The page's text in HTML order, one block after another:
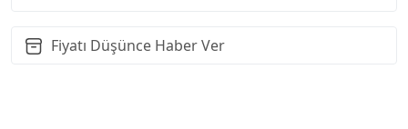
Fiyatı Düşünce Haber Ver